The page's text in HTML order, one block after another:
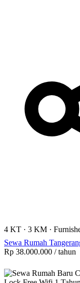
4 KT · 3 KM ·
Sewa Rumah
Rp 38.000.000 / tahun